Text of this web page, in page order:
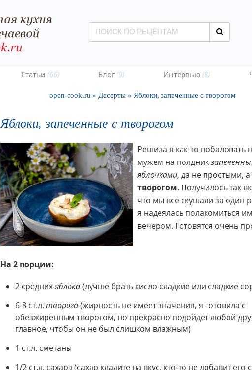
Статьи (66) Блог (9) Интервью (8)
open-cook.ru » Десерты» Яблоки, запеченные с творогом
Яблоки, запеченные с творогом
Решила я как-то побаловать
мужем на полдник
яблочками, да не простыми, а
творогом. Получилось так
что мы все скушали за один
я надеялась полакомиться
вечером. Готовятся очень
На 2 порции:
2 среднихяблока(лучше брать кисло-сладкие или сладкие
6-8 ст.л. творога(жирность не имеет значения, я готовила с
обезжиренным творогом, но прекрасно подойдет любой
главное, чтобы он не был слишком влажным)
1 ст.л. сметаны
1/2 ст.л. сахара (сахар кладите на вкус, кто-то не добавит его